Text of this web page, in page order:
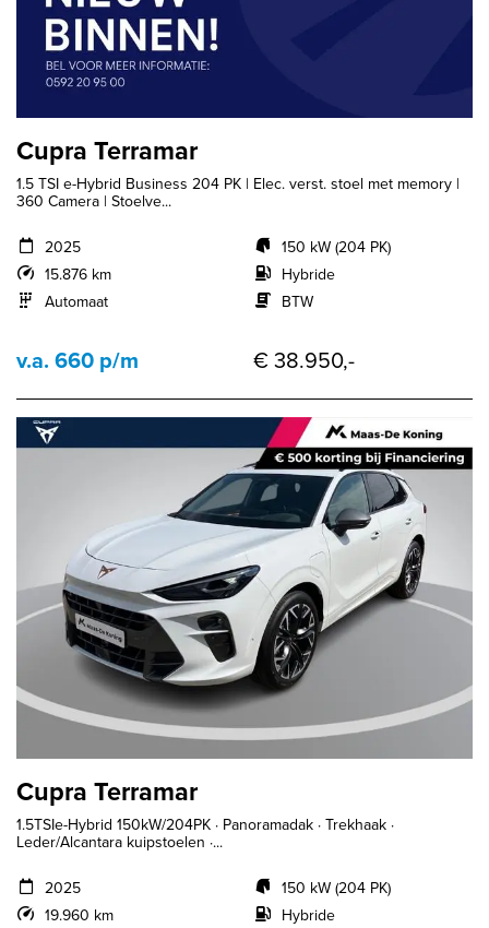
Cupra Terramar
1.5 TSI e-Hybrid Business 204 PK | Elec. verst. stoel met memory |
360 Camera | Stoelve...
2025
15.876 km
Automaat
150 kW (204 PK)
Hybride
BTW
v.a. 660 p/m € 38.950,-
Cupra Terramar
1.5TSIe-Hybrid 150kW/204PK · Panoramadak · Trekhaak ·
Leder/Alcantara kuipstoelen ·...
2025
19.960 km
150 kW (204 PK)
Hybride